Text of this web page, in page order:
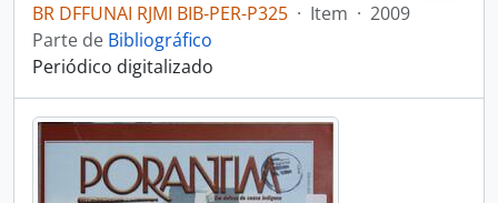
BR DFFUNAI RJMI BIB-PER-P325 · Item · 2009
Parte de Bibliográfico
Periódico digitalizado